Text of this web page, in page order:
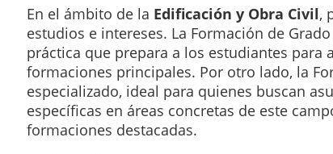
En el ámbito de la Edificación y Obra Civil,
estudios e intereses. La Formación de
práctica que prepara a los estudiantes
formaciones principales. Por otro lado, la
especializado, ideal para quienes buscan
específicas en áreas concretas de este
formaciones destacadas.